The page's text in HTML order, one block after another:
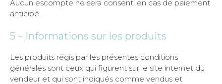
Aucun escompte ne sera consenti en cas de paiement
anticipé.
5 – Informations sur les produits
Les produits régis par les présentes conditions
générales sont ceux qui figurent sur le site internet du
vendeur et qui sont indiqués comme vendus et